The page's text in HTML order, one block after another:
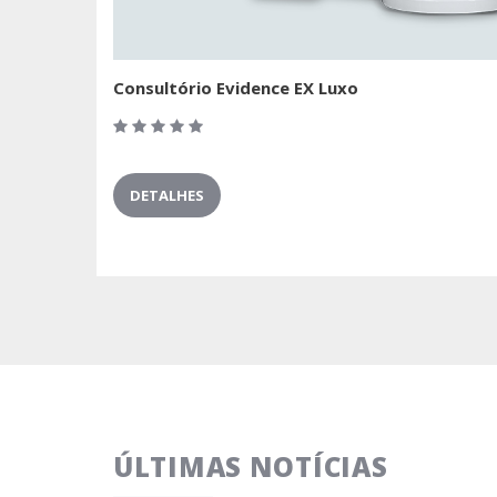
Consultório Evidence EX Luxo
DETALHES
ÚLTIMAS NOTÍCIAS